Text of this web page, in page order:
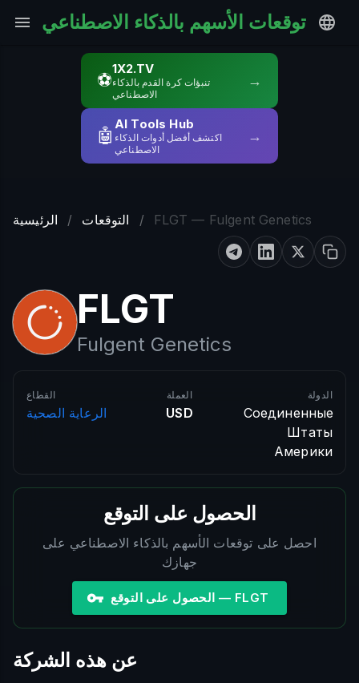
توقعات الأسهم بالذكاء الاصطناعي
⚽
1X2.TV
تنبؤات كرة القدم بالذكاء
الاصطناعي
→
🤖
AI Tools Hub
اكتشف أفضل أدوات الذكاء
الاصطناعي
→
الرئيسية / التوقعات / FLGT — Fulgent Genetics
FLGT
Fulgent Genetics
القطاع
الرعاية الصحية
العملة
USD
الدولة
Соединенные
Штаты
Америки
الحصول على التوقع
احصل على توقعات الأسهم بالذكاء الاصطناعي على
جهازك
الحصول على التوقع — FLGT
عن هذه الشركة